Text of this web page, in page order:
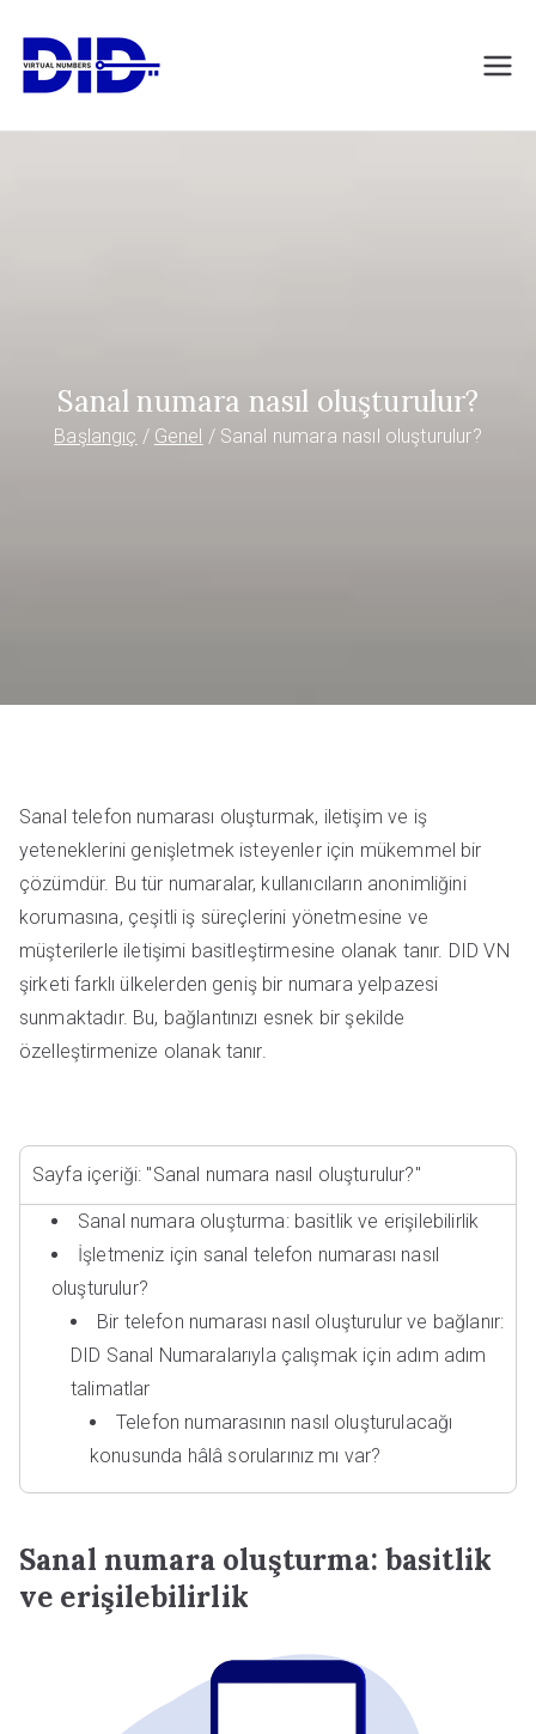
DIDVirtualNumb
Sanal numara nasıl oluşturulur?
Başlangıç Genel Sanal numara nasıl oluşturulur?
Sanal telefon numarası oluşturmak, iletişim ve iş
yeteneklerini genişletmek isteyenler için mükemmel bir
çözümdür. Bu tür numaralar, kullanıcıların anonimliğini
korumasına, çeşitli iş süreçlerini yönetmesine ve
müşterilerle iletişimi basitleştirmesine olanak tanır. DID VN
şirketi farklı ülkelerden geniş bir numara yelpazesi
sunmaktadır. Bu, bağlantınızı esnek bir şekilde
özelleştirmenize olanak tanır.
Sayfa içeriği: "Sanal numara nasıl oluşturulur?"
Sanal numara oluşturma: basitlik ve erişilebilirlik
İşletmeniz için sanal telefon numarası nasıl
oluşturulur?
Bir telefon numarası nasıl oluşturulur ve bağlanır:
DID Sanal Numaralarıyla çalışmak için adım adım
talimatlar
Telefon numarasının nasıl oluşturulacağı
konusunda hâlâ sorularınız mı var?
Sanal numara oluşturma: basitlik
ve erişilebilirlik